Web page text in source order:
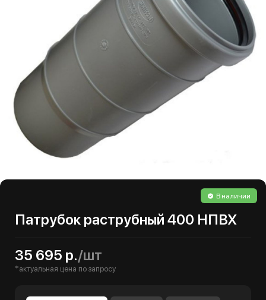
В наличии
Патрубок раструбный 400 НПВХ
35 695 р./шт
*актуальная цена по запросу